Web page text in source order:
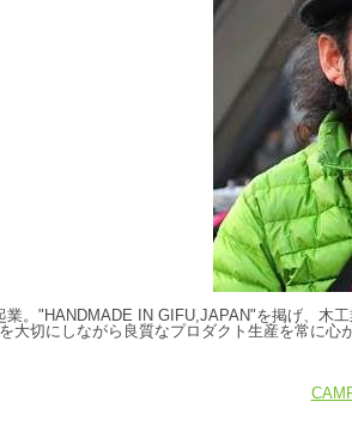
。"HANDMADE IN GIFU,JAPAN"を掲げ、木
大切にしながら良質なプロダクト生産を常に